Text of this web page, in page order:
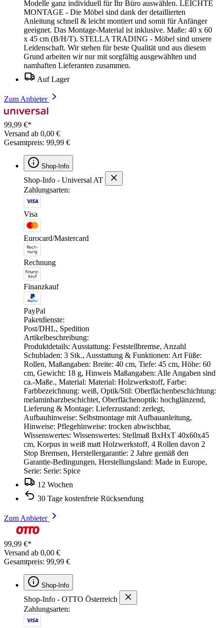
Modelle ganz individuell für Ihr Büro auswählen. LEICHTE
MONTAGE - Die Möbel sind dank der detaillierten
Anleitung schnell & leicht montiert und somit für Anfänger
geeignet. Das Montage-Material ist inklusive. Maße: 40 x 60
x 45 cm (B/H/T). STELLA TRADING - Möbel sind unsere
Leidenschaft. Wir stehen für beste Qualität und aus diesem
Grund arbeiten wir nur mit sorgfältig ausgewählten und
namhaften Lieferanten zusammen.
Auf Lager
Zum Anbieter
99,99 €*
Versand ab 0,00 €
Gesamtpreis: 99,99 €
Shop-Info
Shop-Info - Universal AT
Zahlungsarten:
Visa
Eurocard/Mastercard
Rechnung
Finanzkauf
PayPal
Paketdienste:
Post/DHL, Spedition
Artikelbeschreibung:
Produktdetails: Ausstattung: Feststellbremse, Anzahl
Schubladen: 3 Stk., Ausstattung & Funktionen: Art Füße:
Rollen, Maßangaben: Breite: 40 cm, Tiefe: 45 cm, Höhe: 60
cm, Gewicht: 18 g, Hinweis Maßangaben: Alle Angaben sind
ca.-Maße., Material: Material: Holzwerkstoff, Farbe:
Farbbezeichnung: weiß, Optik/Stil: Oberflächenbeschichtung:
melaminharzbeschichtet, Oberflächenoptik: hochglänzend,
Lieferung & Montage: Lieferzustand: zerlegt,
Aufbauhinweise: Selbstmontage mit Aufbauanleitung,
Hinweise: Pflegehinweise: trocken abwischbar,
Wissenswertes: Wissenswertes: Stellmaß BxHxT 40x60x45
cm, Korpus in weiß matt Holzwerkstoff, 4 Rollen davon 2
Stop Bremsen, Herstellergarantie: 2 Jahre gemäß den
Garantie-Bedingungen, Herstellungsland: Made in Europe,
Serie: Serie: Spice
12 Wochen
30 Tage kostenfreie Rücksendung
Zum Anbieter
99,99 €*
Versand ab 0,00 €
Gesamtpreis: 99,99 €
Shop-Info
Shop-Info - OTTO Österreich
Zahlungsarten: